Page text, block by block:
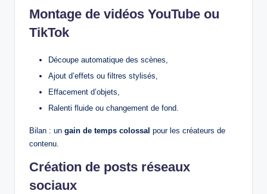
Montage de vidéos YouTube ou
TikTok
Découpe automatique des scènes,
Ajout d’effets ou filtres stylisés,
Effacement d’objets,
Ralenti fluide ou changement de fond.
Bilan : un gain de temps colossal pour les créateurs de
contenu.
Création de posts réseaux
sociaux